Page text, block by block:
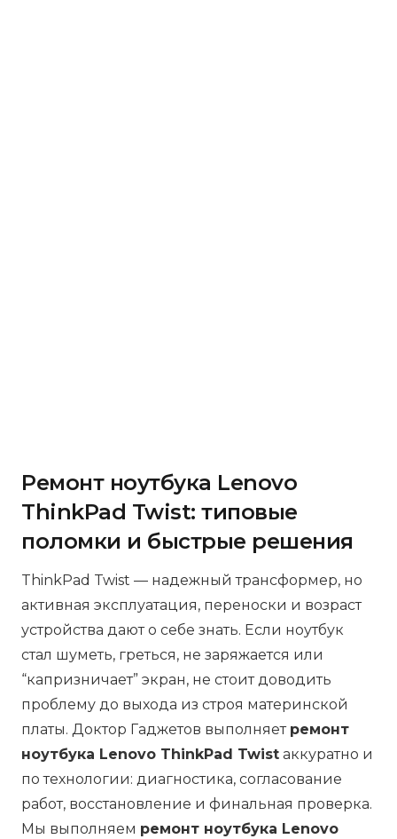
Ремонт ноутбука Lenovo
ThinkPad Twist: типовые
поломки и быстрые решения
ThinkPad Twist — надежный трансформер, но
активная эксплуатация, переноски и возраст
устройства дают о себе знать. Если ноутбук
стал шуметь, греться, не заряжается или
“капризничает” экран, не стоит доводить
проблему до выхода из строя материнской
платы. Доктор Гаджетов выполняет ремонт
ноутбука Lenovo ThinkPad Twist аккуратно и
по технологии: диагностика, согласование
работ, восстановление и финальная проверка.
Мы выполняем ремонт ноутбука Lenovo